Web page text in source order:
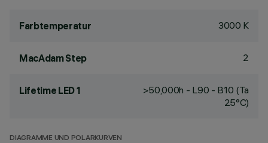
Farbtemperatur 3000 K
MacAdam Step 2
Lifetime LED 1
>50,000h - L90 - B10 (Ta
25°C)
DIAGRAMME UND POLARKURVEN